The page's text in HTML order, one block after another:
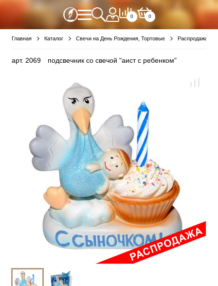
0 0
Главная Каталог Свечи на День Рождения, Тортовые Распродажа
арт. 2069 подсвечник со свечой "аист с ребенком"